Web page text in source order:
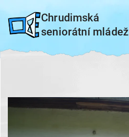
na
Chrudimská
seniorátní mládež